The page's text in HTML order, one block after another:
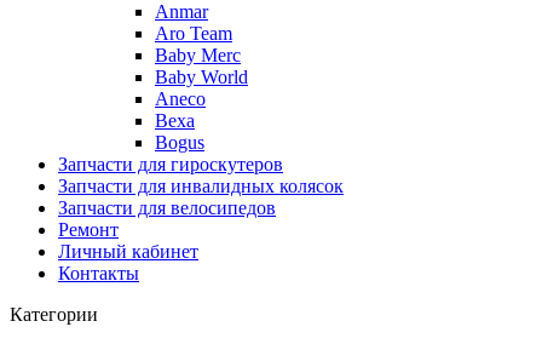
Anmar
Aro Team
Baby Merc
Baby World
Aneco
Bexa
Bogus
Запчасти для гироскутеров
Запчасти для инвалидных колясок
Запчасти для велосипедов
Ремонт
Личный кабинет
Контакты
Категории